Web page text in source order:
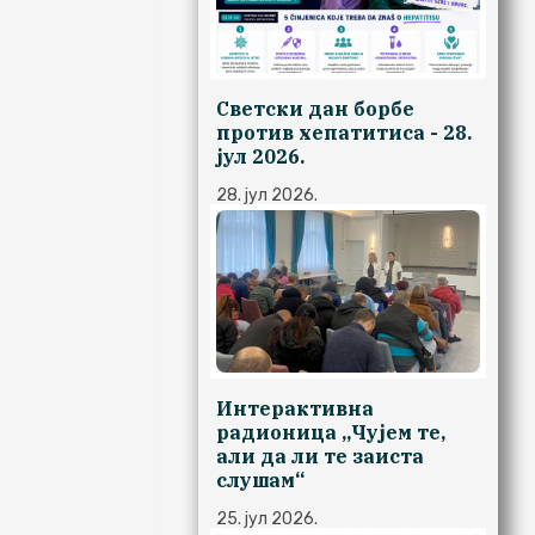
Светски дан борбе
против хепатитиса - 28.
јул 2026.
28. јул 2026.
Интерактивна
радионица ,,Чујем те,
али да ли те заиста
слушам“
25. јул 2026.